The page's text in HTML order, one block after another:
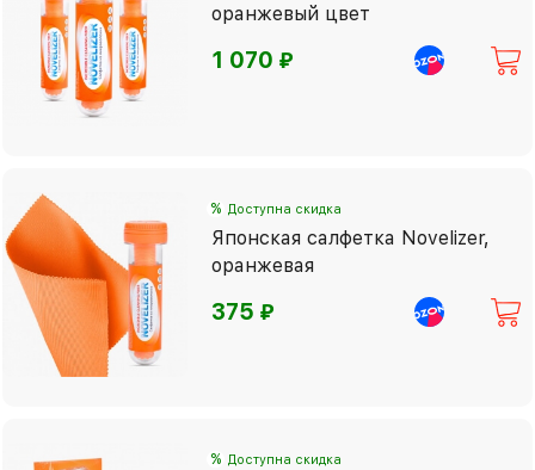
оранжевый цвет
1 070⃏
% Доступна скидка
Японская салфетка Novelizer,
оранжевая
375⃏
% Доступна скидка